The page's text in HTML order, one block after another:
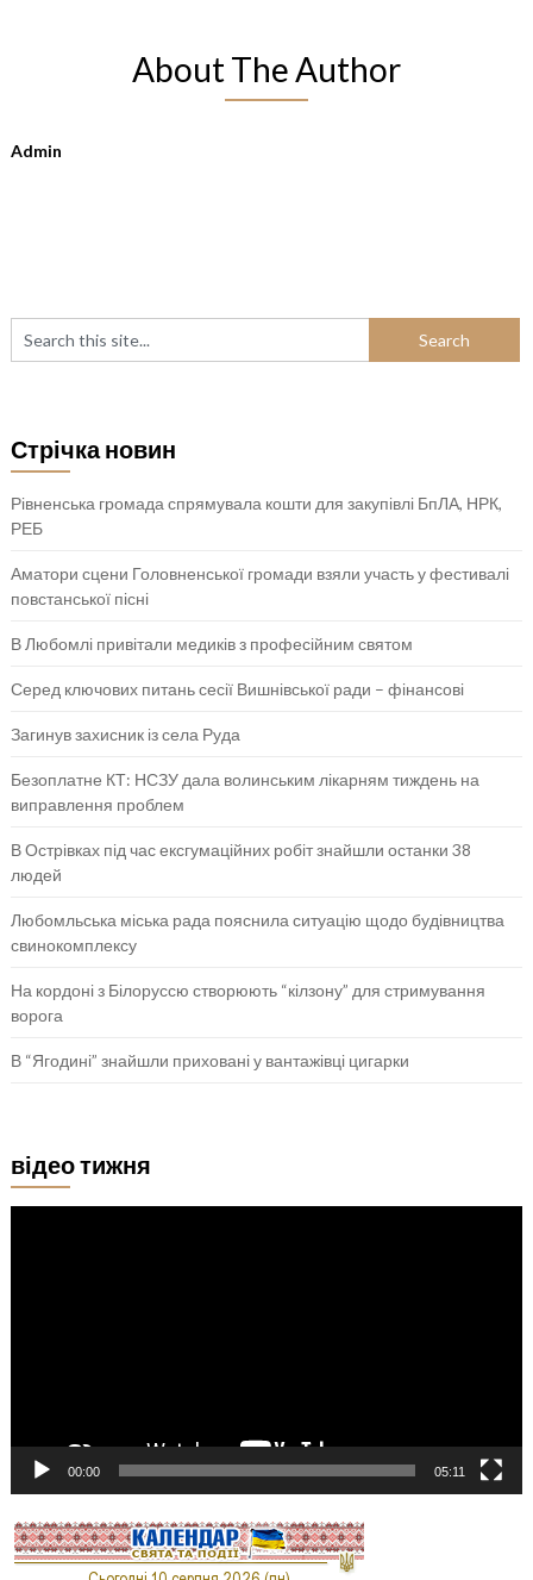
About The Author
Admin
Стрічка новин
Рівненська громада спрямувала кошти для закупівлі БпЛА, НРК,
РЕБ
Аматори сцени Головненської громади взяли участь у фестивалі
повстанської пісні
В Любомлі привітали медиків з професійним святом
Серед ключових питань сесії Вишнівської ради – фінансові
Загинув захисник із села Руда
Безоплатне КТ: НСЗУ дала волинським лікарням тиждень на
виправлення проблем
В Острівках під час ексгумаційних робіт знайшли останки 38
людей
Любомльська міська рада пояснила ситуацію щодо будівництва
свинокомплексу
На кордоні з Білоруссю створюють “кілзону” для стримування
ворога
В “Ягодині” знайшли приховані у вантажівці цигарки
відео тижня
00:00 05:11